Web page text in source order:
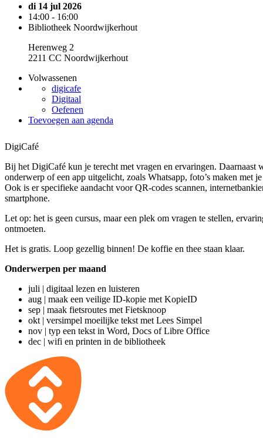
di 14 jul 2026
14:00 - 16:00
Bibliotheek Noordwijkerhout
Herenweg 2
2211 CC Noordwijkerhout
Volwassenen
digicafe
Digitaal
Oefenen
Toevoegen aan agenda
DigiCafé
Bij het DigiCafé kun je terecht met vragen en ervaringen. Daarnaast
onderwerp of een app uitgelicht, zoals Whatsapp, foto’s maken met
Ook is er specifieke aandacht voor QR-codes scannen,
smartphone.
Let op: het is geen cursus, maar een plek om vragen te stellen,
ontmoeten.
Het is gratis. Loop gezellig binnen! De koffie en thee staan klaar.
Onderwerpen per maand
juli | digitaal lezen en luisteren
aug | maak een veilige ID-kopie met KopieID
sep | maak fietsroutes met Fietsknoop
okt | versimpel moeilijke tekst met Lees Simpel
nov | typ een tekst in Word, Docs of Libre Office
dec | wifi en printen in de bibliotheek